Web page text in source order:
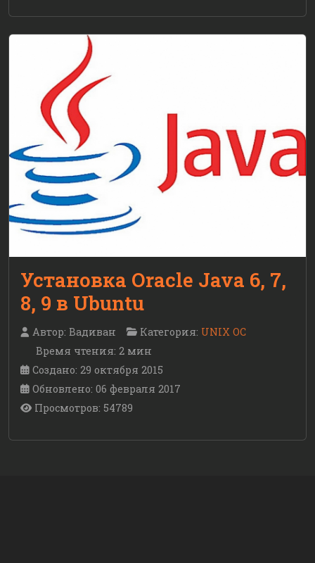
Установка Oracle Java 6, 7,
8, 9 в Ubuntu
Автор: Вадиван Категория: UNIX ОС
Время чтения: 2 мин
Создано: 29 октября 2015
Обновлено: 06 февраля 2017
Просмотров: 54789